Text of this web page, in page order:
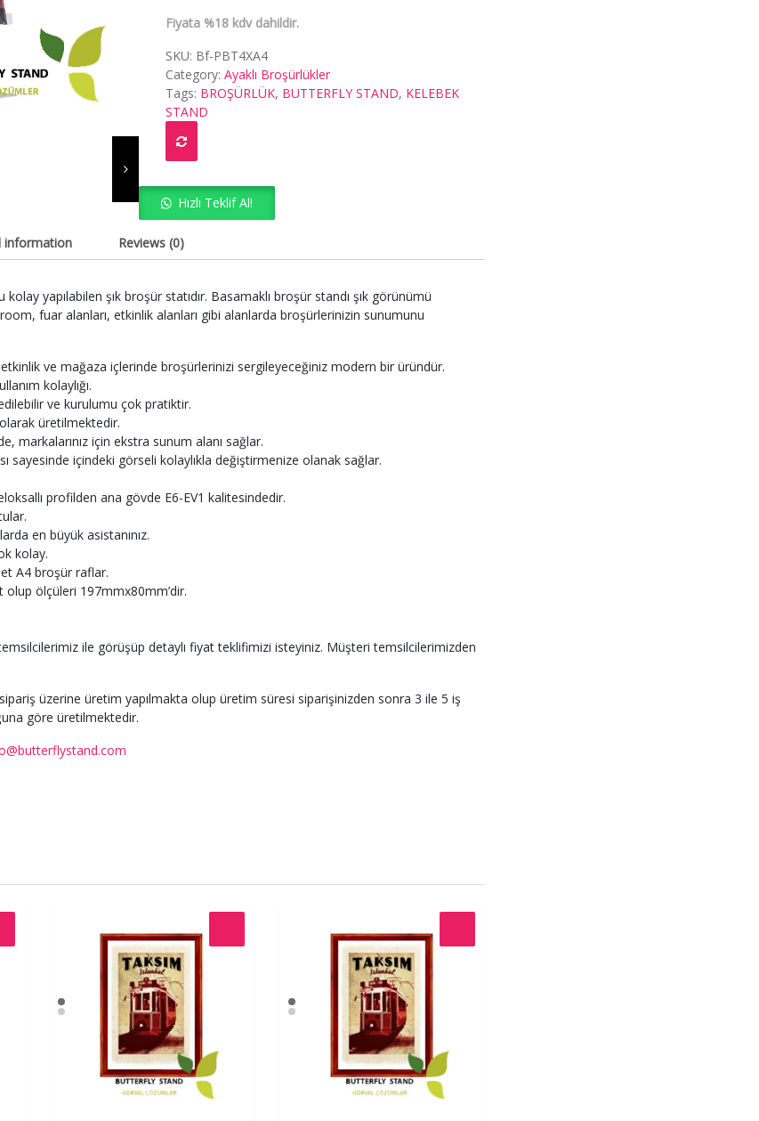
Fiyata %18 kdv dahildir.
SKU: Bf-PBT4XA4
Category: Ayaklı Broşürlükler
Tags: BROŞÜRLÜK, BUTTERFLY STAND, KELEBEK
STAND
Hızlı Teklif Al!
information Reviews (0)
yapılabilen şık broşür statıdır. Basamaklı broşür standı şık görünümü
fuar alanları, etkinlik alanları gibi alanlarda broşürlerinizin sunumunu
ve mağaza içlerinde broşürlerinizi sergileyeceğiniz modern bir üründür.
kolaylığı.
ve kurulumu çok pratiktir.
olarak üretilmektedir.
markalarınız için ekstra sunum alanı sağlar.
sayesinde içindeki görseli kolaylıkla değiştirmenize olanak sağlar.
profilden ana gövde E6-EV1 kalitesindedir.
en büyük asistanınız.
kolay.
A4 broşür raflar.
olup ölçüleri 197mmx80mm’dir.
ile görüşüp detaylı fiyat teklifimizi isteyiniz. Müşteri temsilcilerimizden
üzerine üretim yapılmakta olup üretim süresi siparişinizden sonra 3 ile 5 iş
göre üretilmektedir.